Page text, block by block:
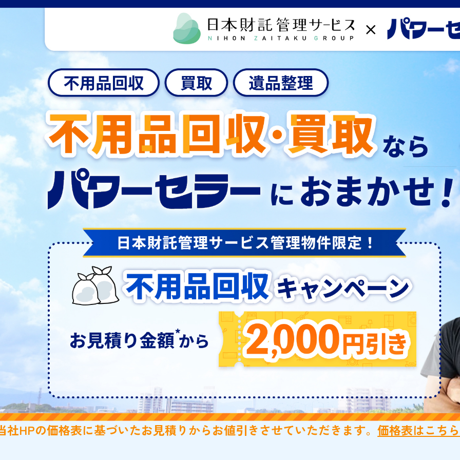
社HPの価格表に基づいたお見積りからお値引きさせていただきます。価格表はこちら